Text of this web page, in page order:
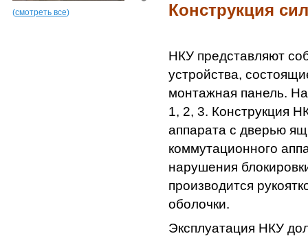
(смотреть все) Конструкция
НКУ представляют
устройства,
монтажная панель.
1, 2, 3. Конструкция
аппарата с дверью
коммутационного
нарушения
производится
оболочки.
Эксплуатация НКУ